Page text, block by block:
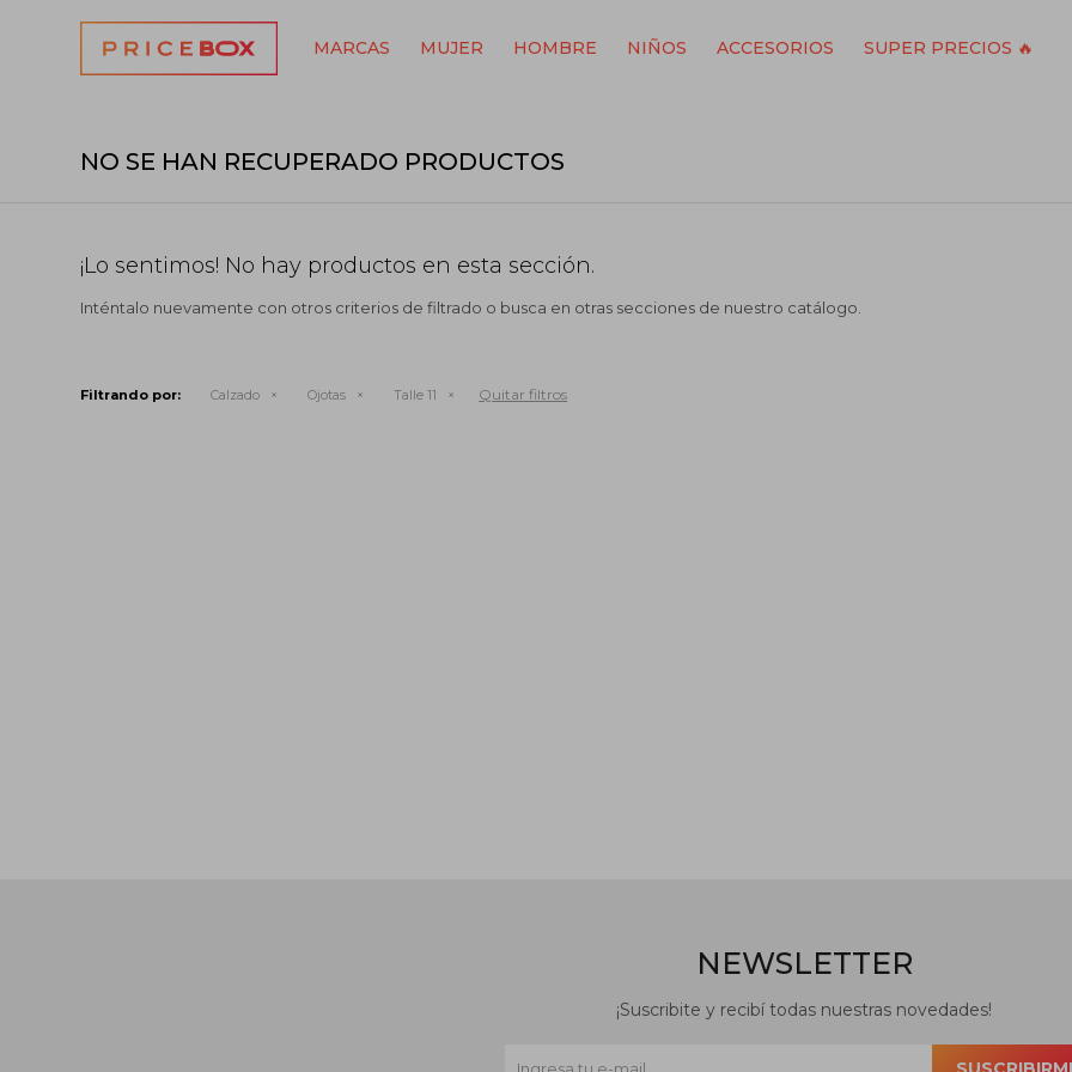
MARCAS MUJER HOMBRE NIÑOS ACCESORIOS SUPER PRECIOS 🔥
NO SE HAN RECUPERADO PRODUCTOS
¡Lo sentimos! No hay productos en esta sección.
Inténtalo nuevamente con otros criterios de filtrado o busca en otras secciones de nuestro catálogo.
Filtrando por: Calzado Ojotas Talle 11 Quitar filtros
NEWSLETTER
¡Suscribite y recibí todas nuestras novedades!